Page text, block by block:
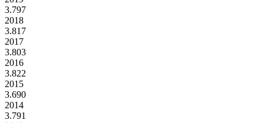
3.797
2018
3.817
2017
3.803
2016
3.822
2015
3.690
2014
3.791